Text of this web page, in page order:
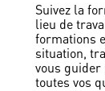
Suivez la
lieu de
formations
situation,
vous guider
toutes vos